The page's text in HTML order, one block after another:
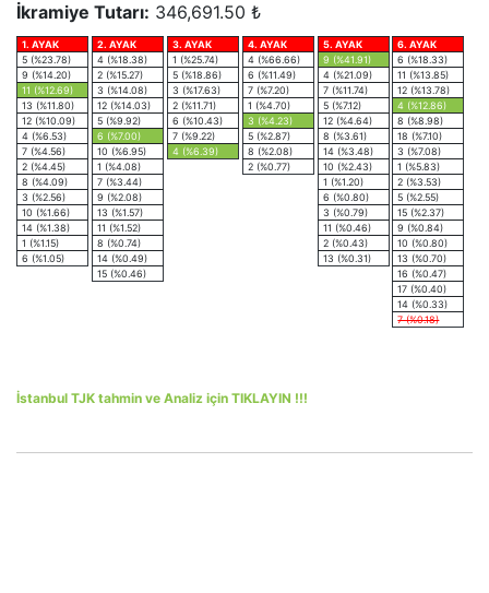
İkramiye Tutarı: 346,691.50 ₺
1. AYAK
5 (%23.78)
9 (%14.20)
11 (%12.69)
13 (%11.80)
12 (%10.09)
4 (%6.53)
7 (%4.56)
2 (%4.45)
8 (%4.09)
3 (%2.56)
10 (%1.66)
14 (%1.38)
1 (%1.15)
6 (%1.05)
2. AYAK
4 (%18.38)
2 (%15.27)
3 (%14.08)
12 (%14.03)
5 (%9.92)
6 (%7.00)
10 (%6.95)
1 (%4.08)
7 (%3.44)
9 (%2.08)
13 (%1.57)
11 (%1.52)
8 (%0.74)
14 (%0.49)
15 (%0.46)
3. AYAK
1 (%25.74)
5 (%18.86)
3 (%17.63)
2 (%11.71)
6 (%10.43)
7 (%9.22)
4 (%6.39)
4. AYAK
4 (%66.66)
6 (%11.49)
7 (%7.20)
1 (%4.70)
3 (%4.23)
5 (%2.87)
8 (%2.08)
2 (%0.77)
5. AYAK
9 (%41.91)
4 (%21.09)
7 (%11.74)
5 (%7.12)
12 (%4.64)
8 (%3.61)
14 (%3.48)
10 (%2.43)
1 (%1.20)
6 (%0.80)
3 (%0.79)
11 (%0.46)
2 (%0.43)
13 (%0.31)
6. AYAK
6 (%18.33)
11 (%13.85)
12 (%13.78)
4 (%12.86)
8 (%8.98)
18 (%7.10)
3 (%7.08)
1 (%5.83)
2 (%3.53)
5 (%2.55)
15 (%2.37)
9 (%0.84)
10 (%0.80)
13 (%0.70)
16 (%0.47)
17 (%0.40)
14 (%0.33)
7 (%0.18)
İstanbul TJK tahmin ve Analiz için TIKLAYIN !!!